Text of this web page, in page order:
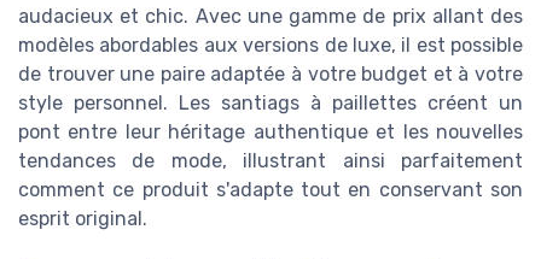
audacieux et chic. Avec une gamme de prix allant des
modèles abordables aux versions de luxe, il est possible
de trouver une paire adaptée à votre budget et à votre
style personnel. Les santiags à paillettes créent un
pont entre leur héritage authentique et les nouvelles
tendances de mode, illustrant ainsi parfaitement
comment ce produit s'adapte tout en conservant son
esprit original.